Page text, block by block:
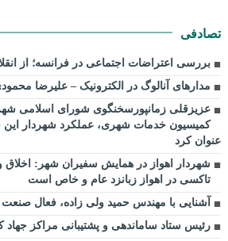
تصادفی
بررسی اعتراضات اجتماعی در فرانسه؛ از انقلاب ۱۷۸۹ تا شورش
مدارهای آنالوگ در الکترونیک – علیرضا
عزیزقلی زمانپورسخنگوی شورای اسلامی
کمیسیون خدمات شهری، عملکرد شهردار این
عنوان کرد
شهردار اهواز در همایش سفیران شهر: اخلاق و
تاکسی در اهواز زبانزد عام و خاص است
آشنایی با مهندس حمید ولی زاده، فعال صنعت
رئیس ستاد ساماندهی و پشتیبانی مراکز